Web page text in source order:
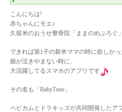
こんにちは!
赤ちゃんにモエ♪
久留米のおうせ整骨院「ままのめぶろぐ
できれば第1子の新米ママの時に欲しかっ
娘が泣きやまない時に、
大活躍してるスマホのアプリです
その名も「BabyTune」
ベビカムとドラキッズが共同開発したア